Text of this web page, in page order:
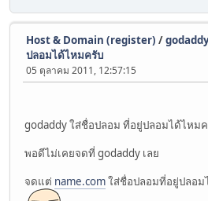
Host & Domain (register) /
ปลอมได้ไหมครับ
05 ตุลาคม 2011, 12:57:15
godaddy ใส่ชื่อปลอม ที่อยู่ปลอมได้ไหม
พอดีไม่เคยจดที่ godaddy เลย
จดแต่ name.comใส่ชื่อปลอมที่อยู่ปลอม